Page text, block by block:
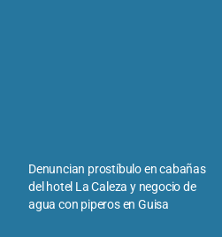
Denuncian prostíbulo en cabañas
del hotel La Caleza y negocio de
agua con piperos en Guisa